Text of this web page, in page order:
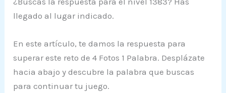
llegado al lugar indicado.
En este artículo, te damos la respuesta para
superar este reto de 4 Fotos 1 Palabra. Desplázate
hacia abajo y descubre la palabra que buscas
para continuar tu juego.